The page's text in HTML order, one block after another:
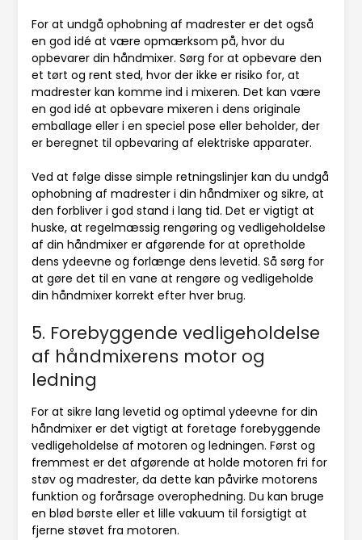
For at undgå ophobning af madrester er det også
en god idé at være opmærksom på, hvor du
opbevarer din håndmixer. Sørg for at opbevare den
et tørt og rent sted, hvor der ikke er risiko for, at
madrester kan komme ind i mixeren. Det kan være
en god idé at opbevare mixeren i dens originale
emballage eller i en speciel pose eller beholder, der
er beregnet til opbevaring af elektriske apparater.
Ved at følge disse simple retningslinjer kan du undgå
ophobning af madrester i din håndmixer og sikre, at
den forbliver i god stand i lang tid. Det er vigtigt at
huske, at regelmæssig rengøring og vedligeholdelse
af din håndmixer er afgørende for at opretholde
dens ydeevne og forlænge dens levetid. Så sørg for
at gøre det til en vane at rengøre og vedligeholde
din håndmixer korrekt efter hver brug.
5. Forebyggende vedligeholdelse
af håndmixerens motor og
ledning
For at sikre lang levetid og optimal ydeevne for din
håndmixer er det vigtigt at foretage forebyggende
vedligeholdelse af motoren og ledningen. Først og
fremmest er det afgørende at holde motoren fri for
støv og madrester, da dette kan påvirke motorens
funktion og forårsage overophedning. Du kan bruge
en blød børste eller et lille vakuum til forsigtigt at
fjerne støvet fra motoren.